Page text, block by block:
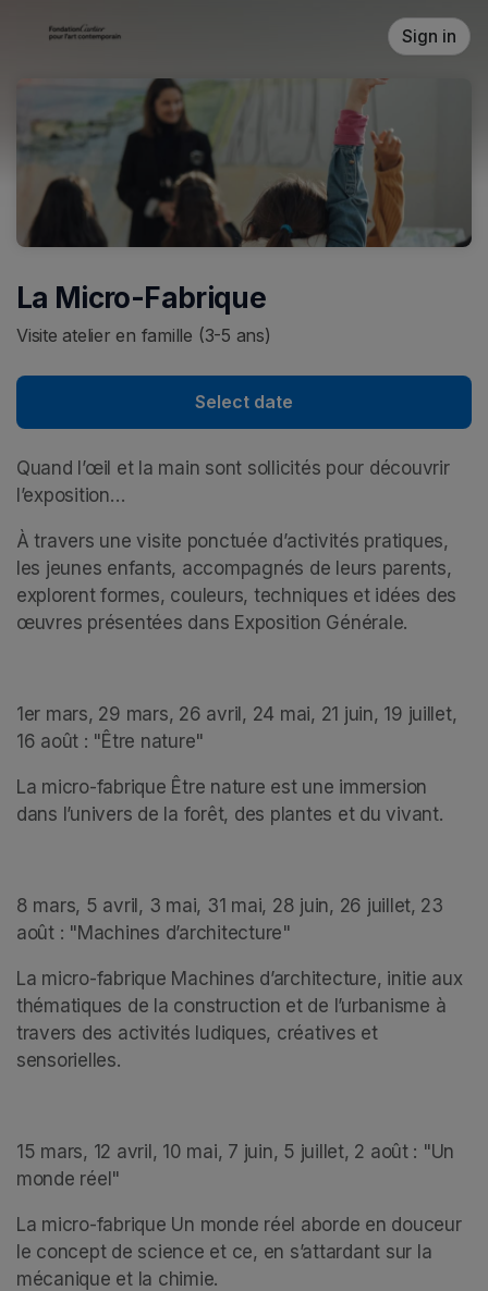
Sign in
La Micro-Fabrique
Visite atelier en famille (3-5 ans)
Select date
Quand l’œil et la main sont sollicités pour découvrir
l’exposition…
À travers une visite ponctuée d’activités pratiques,
les jeunes enfants, accompagnés de leurs parents,
explorent formes, couleurs, techniques et idées des
œuvres présentées dans Exposition Générale.
1er mars, 29 mars, 26 avril, 24 mai, 21 juin, 19 juillet,
16 août : "Être nature"
La micro-fabrique Être nature est une immersion
dans l’univers de la forêt, des plantes et du vivant.
8 mars, 5 avril, 3 mai, 31 mai, 28 juin, 26 juillet, 23
août : "Machines d’architecture"
La micro-fabrique Machines d’architecture, initie aux
thématiques de la construction et de l’urbanisme à
travers des activités ludiques, créatives et
sensorielles.
15 mars, 12 avril, 10 mai, 7 juin, 5 juillet, 2 août : "Un
monde réel"
La micro-fabrique Un monde réel aborde en douceur
le concept de science et ce, en s’attardant sur la
mécanique et la chimie.